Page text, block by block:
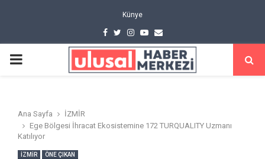
Künye
Facebook
TwitterInstagram
Youtube
Email
PRIMARY
Ana Sayfa
İZMİR
Ege Bölgesi İhracat Ekosistemine 172 TURQUALITY Uzmanı
Katılıyor
İZMİR ÖNE ÇIKAN